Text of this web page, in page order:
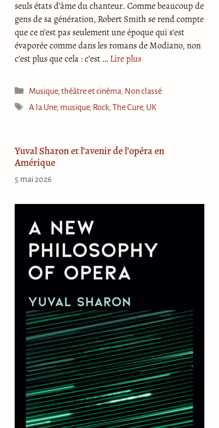
seuls états d’âme du chanteur. Comme beaucoup de
gens de sa génération, Robert Smith se rend compte
que ce n’est pas seulement une époque qui s’est
évaporée comme dans les romans de Modiano, non
c’est plus que cela : c’est … Lire plus
Catégories
Musique, théâtre et cinéma, Non classé
Étiquettes
A la Une, musique, Rock,The Cure, UK
Yuval Sharon et l’avenir de l’opéra en
Amérique
5 mai 2026